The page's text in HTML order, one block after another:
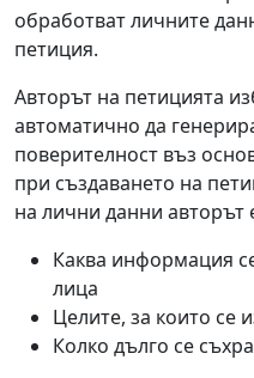
обработват личните
петиция.
Авторът на петицията
автоматично да
поверителност въз
при създаването на
на лични данни авторът
Каква информация
лица
Целите, за които се
Колко дълго се